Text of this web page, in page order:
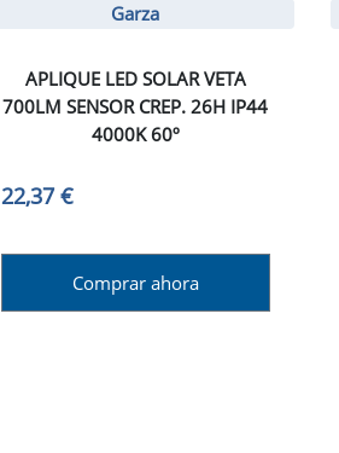
Garza
APLIQUE LED SOLAR VETA
700LM SENSOR CREP. 26H IP44
4000K 60º
22,37 €
Comprar ahora